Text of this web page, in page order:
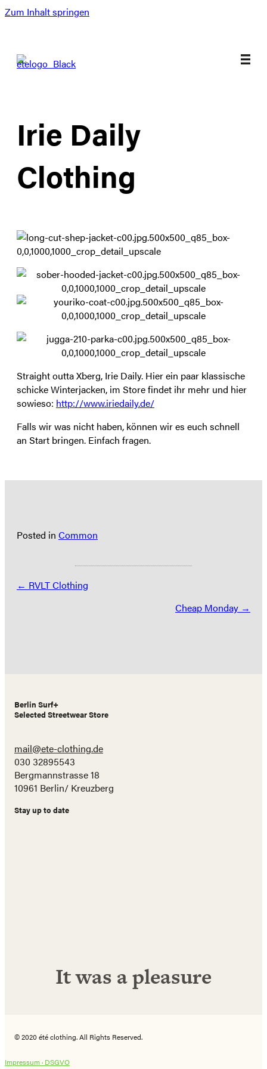
Zum Inhalt springen
Irie Daily
Clothing
Straight outta Xberg, Irie Daily. Hier ein paar klassische
schicke Winterjacken, im Store findet ihr mehr und hier
sowieso: http://www.iriedaily.de/
Falls wir was nicht haben, können wir es euch schnell
an Start bringen. Einfach fragen.
Posted in Common
Posts
← RVLT Clothing
Cheap Monday →
Berlin Surf+
Selected Streetwear Store
mail@ete-clothing.de
030 32895543
Bergmannstrasse 18
10961 Berlin/ Kreuzberg
Stay up to date
It was a pleasure
© 2020 été clothing. All Rights Reserved.
Impressum · DSGVO